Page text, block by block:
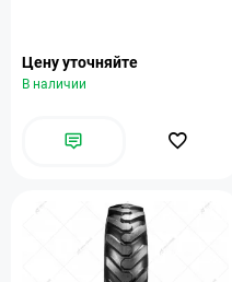
Цену уточняйте
В наличии